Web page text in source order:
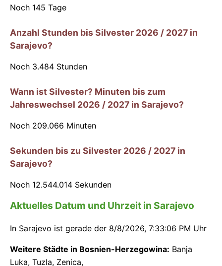
Noch 145 Tage
Anzahl Stunden bis Silvester 2026 / 2027 in
Sarajevo?
Noch 3.484 Stunden
Wann ist Silvester? Minuten bis zum
Jahreswechsel 2026 / 2027 in Sarajevo?
Noch 209.066 Minuten
Sekunden bis zu Silvester 2026 / 2027 in
Sarajevo?
Noch 12.544.014 Sekunden
Aktuelles Datum und Uhrzeit in Sarajevo
In Sarajevo ist gerade der 8/8/2026, 7:33:06 PM Uhr
Weitere Städte in Bosnien-Herzegowina: Banja
Luka, Tuzla, Zenica,